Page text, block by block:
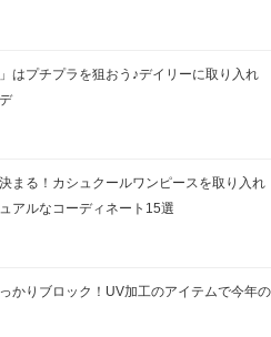
はプチプラを狙おう♪デイリーに取り入れ
まる！カシュクールワンピースを取り入れ
アルなコーディネート15選
かりブロック！UV加工のアイテムで今年の